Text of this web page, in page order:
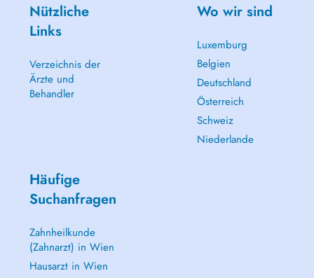
Nützliche
Links
Verzeichnis der
Ärzte und
Behandler
Wo wir sind
Luxemburg
Belgien
Deutschland
Österreich
Schweiz
Niederlande
Häufige
Suchanfragen
Zahnheilkunde
(Zahnarzt) in Wien
Hausarzt in Wien